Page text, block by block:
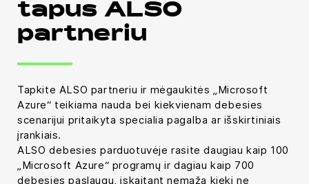
tapus ALSO
partneriu
Tapkite ALSO partneriu ir mėgaukitės „Microsoft
Azure“ teikiama nauda bei kiekvienam debesies
scenarijui pritaikyta specialia pagalba ar išskirtiniais
įrankiais.
ALSO debesies parduotuvėje rasite daugiau kaip 100
„Microsoft Azure“ programų ir dagiau kaip 700
debesies paslaugų, įskaitant nemažą kiekį ne